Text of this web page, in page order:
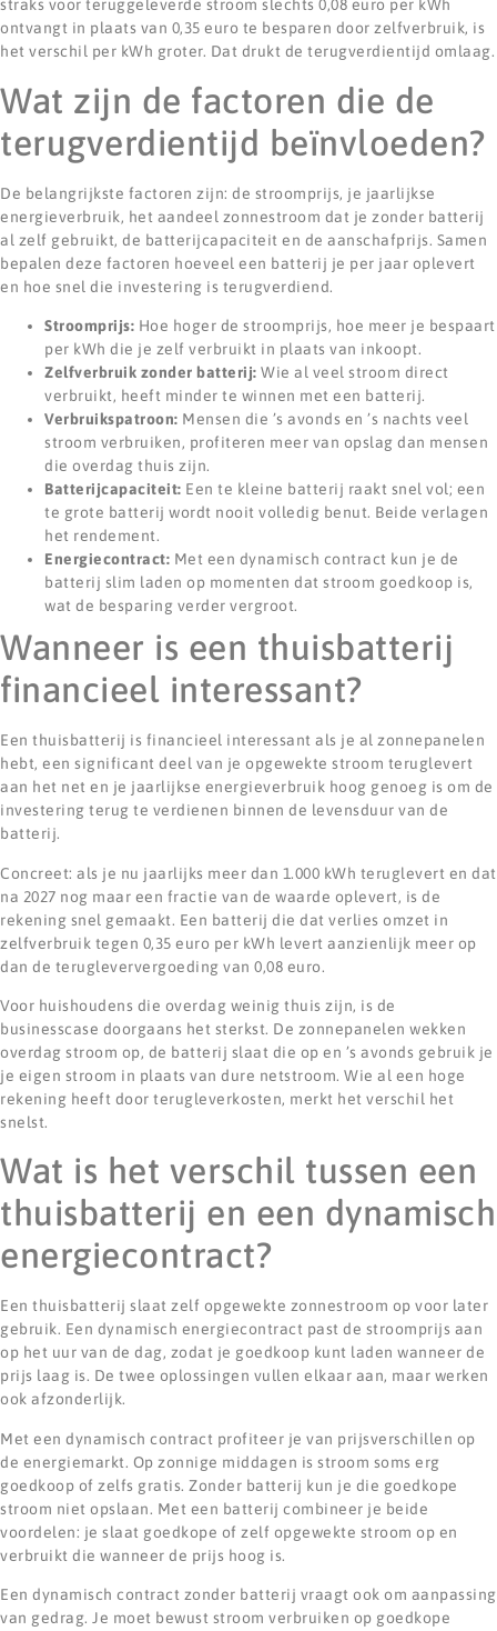
straks voor teruggeleverde stroom slechts 0,08 euro per kWh
ontvangt in plaats van 0,35 euro te besparen door zelfverbruik, is
het verschil per kWh groter. Dat drukt de terugverdientijd omlaag.
Wat zijn de factoren die de
terugverdientijd beïnvloeden?
De belangrijkste factoren zijn: de stroomprijs, je jaarlijkse
energieverbruik, het aandeel zonnestroom dat je zonder batterij
al zelf gebruikt, de batterijcapaciteit en de aanschafprijs. Samen
bepalen deze factoren hoeveel een batterij je per jaar oplevert
en hoe snel die investering is terugverdiend.
Stroomprijs: Hoe hoger de stroomprijs, hoe meer je bespaart
per kWh die je zelf verbruikt in plaats van inkoopt.
Zelfverbruik zonder batterij: Wie al veel stroom direct
verbruikt, heeft minder te winnen met een batterij.
Verbruikspatroon: Mensen die ’s avonds en ’s nachts veel
stroom verbruiken, profiteren meer van opslag dan mensen
die overdag thuis zijn.
Batterijcapaciteit: Een te kleine batterij raakt snel vol; een
te grote batterij wordt nooit volledig benut. Beide verlagen
het rendement.
Energiecontract: Met een dynamisch contract kun je de
batterij slim laden op momenten dat stroom goedkoop is,
wat de besparing verder vergroot.
Wanneer is een thuisbatterij
financieel interessant?
Een thuisbatterij is financieel interessant als je al zonnepanelen
hebt, een significant deel van je opgewekte stroom teruglevert
aan het net en je jaarlijkse energieverbruik hoog genoeg is om de
investering terug te verdienen binnen de levensduur van de
batterij.
Concreet: als je nu jaarlijks meer dan 1.000 kWh teruglevert en dat
na 2027 nog maar een fractie van de waarde oplevert, is de
rekening snel gemaakt. Een batterij die dat verlies omzet in
zelfverbruik tegen 0,35 euro per kWh levert aanzienlijk meer op
dan de terugleververgoeding van 0,08 euro.
Voor huishoudens die overdag weinig thuis zijn, is de
businesscase doorgaans het sterkst. De zonnepanelen wekken
overdag stroom op, de batterij slaat die op en ’s avonds gebruik je
je eigen stroom in plaats van dure netstroom. Wie al een hoge
rekening heeft door terugleverkosten, merkt het verschil het
snelst.
Wat is het verschil tussen een
thuisbatterij en een dynamisch
energiecontract?
Een thuisbatterij slaat zelf opgewekte zonnestroom op voor later
gebruik. Een dynamisch energiecontract past de stroomprijs aan
op het uur van de dag, zodat je goedkoop kunt laden wanneer de
prijs laag is. De twee oplossingen vullen elkaar aan, maar werken
ook afzonderlijk.
Met een dynamisch contract profiteer je van prijsverschillen op
de energiemarkt. Op zonnige middagen is stroom soms erg
goedkoop of zelfs gratis. Zonder batterij kun je die goedkope
stroom niet opslaan. Met een batterij combineer je beide
voordelen: je slaat goedkope of zelf opgewekte stroom op en
verbruikt die wanneer de prijs hoog is.
Een dynamisch contract zonder batterij vraagt ook om aanpassing
van gedrag. Je moet bewust stroom verbruiken op goedkope